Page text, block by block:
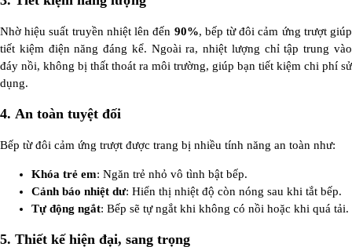
Nhờ hiệu suất truyền nhiệt lên đến 90%, bếp từ đôi cảm ứng trượt giúp
tiết kiệm điện năng đáng kể. Ngoài ra, nhiệt lượng chỉ tập trung vào
đáy nồi, không bị thất thoát ra môi trường, giúp bạn tiết kiệm chi phí sử
dụng.
4. An toàn tuyệt đối
Bếp từ đôi cảm ứng trượt được trang bị nhiều tính năng an toàn như:
Khóa trẻ em: Ngăn trẻ nhỏ vô tình bật bếp.
Cảnh báo nhiệt dư: Hiển thị nhiệt độ còn nóng sau khi tắt bếp.
Tự động ngắt: Bếp sẽ tự ngắt khi không có nồi hoặc khi quá tải.
5. Thiết kế hiện đại, sang trọng